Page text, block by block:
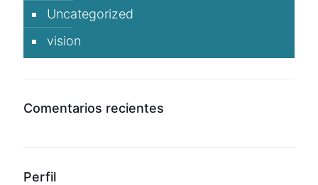
Uncategorized
vision
Comentarios recientes
Perfil